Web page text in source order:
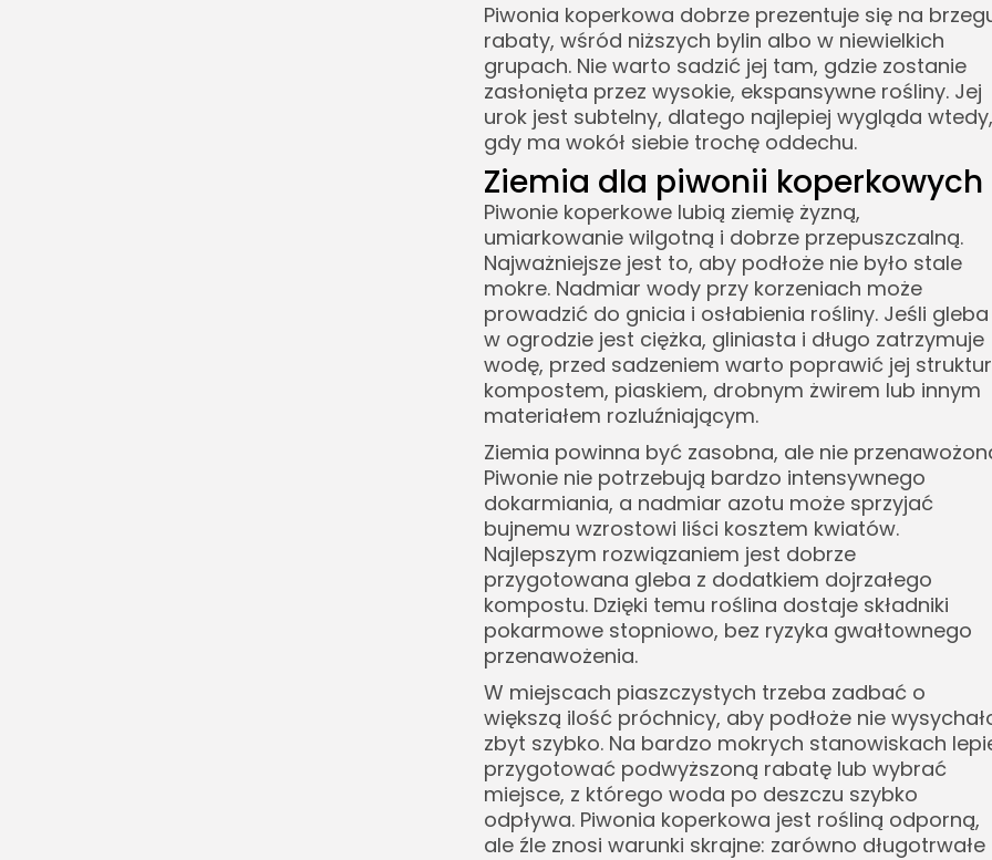
Piwonia koperkowa dobrze prezentuje się na
rabaty, wśród niższych bylin albo w niewielkich
grupach. Nie warto sadzić jej tam, gdzie zostanie
zasłonięta przez wysokie, ekspansywne rośliny. Jej
urok jest subtelny, dlatego najlepiej wygląda wtedy,
gdy ma wokół siebie trochę oddechu.
Ziemia dla piwonii koperkowych
Piwonie koperkowe lubią ziemię żyzną,
umiarkowanie wilgotną i dobrze przepuszczalną.
Najważniejsze jest to, aby podłoże nie było stale
mokre. Nadmiar wody przy korzeniach może
prowadzić do gnicia i osłabienia rośliny. Jeśli gleba
w ogrodzie jest ciężka, gliniasta i długo zatrzymuje
wodę, przed sadzeniem warto poprawić jej
kompostem, piaskiem, drobnym żwirem lub innym
materiałem rozluźniającym.
Ziemia powinna być zasobna, ale nie
Piwonie nie potrzebują bardzo intensywnego
dokarmiania, a nadmiar azotu może sprzyjać
bujnemu wzrostowi liści kosztem kwiatów.
Najlepszym rozwiązaniem jest dobrze
przygotowana gleba z dodatkiem dojrzałego
kompostu. Dzięki temu roślina dostaje składniki
pokarmowe stopniowo, bez ryzyka gwałtownego
przenawożenia.
W miejscach piaszczystych trzeba zadbać o
większą ilość próchnicy, aby podłoże nie
zbyt szybko. Na bardzo mokrych stanowiskach
przygotować podwyższoną rabatę lub wybrać
miejsce, z którego woda po deszczu szybko
odpływa. Piwonia koperkowa jest rośliną odporną,
ale źle znosi warunki skrajne: zarówno długotrwałe